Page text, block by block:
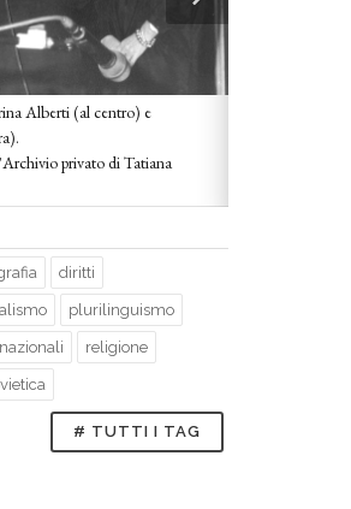
Alberti (al centro) e
privato di Tatiana
diritti
plurilinguismo
religione
# TUTTI I TAG